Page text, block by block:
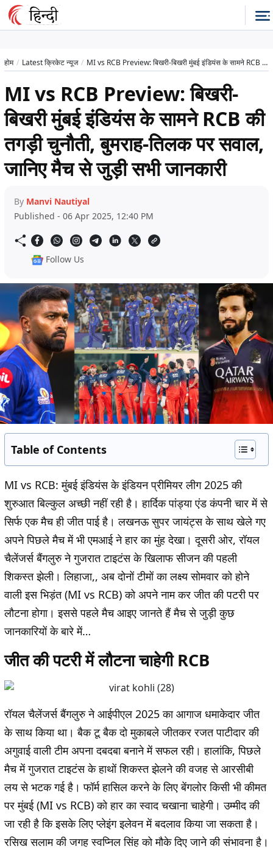
होम Latest क्रिकेट न्यूज MI vs RCB Preview: बिखरी-बिखरी मुंबई इंडियंस के सामने RCB की तगड़ी चुनौती, बुमराह-तिलक पर सवाल, जानिए मैच से जुड़ी सभी जानकारी
MI vs RCB Preview: बिखरी-
बिखरी मुंबई इंडियंस के सामने RCB की
तगड़ी चुनौती, बुमराह-तिलक पर सवाल,
जानिए मैच से जुड़ी सभी जानकारी
By Manvi Nautiyal
Published - 06 Apr 2025, 12:40 PM
Follow Us
Table of Contents
MI vs RCB:मुंबई इंडियंस के इंडियन प्रीमियर लीग 2025 की
शुरुआत बिल्कुल अच्छी नहीं रही है। हार्दिक पांड्या एंड कंपनी चार में से
सिर्फ एक मैच ही जीत पाई है। लखनऊ सुपर जायंट्स के साथ खेले गए
अपने पिछले मैच में भी एमआई ने हार का मुंह देखा। दूसरी ओर, रॉयल
चैलेंजर्स बैंगलुरु ने गुजरात टाइटंस के खिलाफ सीजन की पहली
शिकस्त झेली। लिहाजा,, अब दोनों टीमों का लक्ष्य सोमवार को होने
वाली इस भिड़ंत (MI vs RCB) को अपने नाम कर जीत की पटरी पर
लौटना होगा। इससे पहले मैच आइए जानते हैं मैच से जुड़ी कुछ
जानकारियों के बारे में…
जीत की पटरी में लौटना चाहेगी RCB
रॉयल चैलेंजर्स बैंगलुरु ने आईपीएल 2025 का आगाज धमाकेदार जीत
के साथ किया था। बैक टू बैक दो मुकाबले जीतकर रजत पाटीदार की
अगुवाई वाली टीम अपना दबदबा बनाने में सफल रही। हालांकि, पिछले
मैच में गुजरात टाइटंस के हाथों शिकस्त झेलने की वजह से आरसीबी
लय से भटक गई है। फॉर्म हासिल करने के लिए बेंगलोर किसी भी कीमत
पर मुंबई (MI vs RCB) को हार का स्वाद चखाना चाहेगी। उम्मीद की
जा रही है कि इसके लिए प्लेइंग इलेवन में बदलाव किया जा सकता है।
रसिख सलाम की जगह स्वप्निल सिंह को मौके दिए जाने की संभावना है।